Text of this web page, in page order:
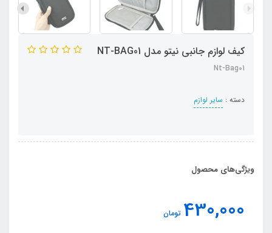
کیف لوازم جانبی نیتو مدل NT-BAG01
Nt-Bag01
دسته : سایر لوازم
ویژگی‌های محصول
430,000 تومان